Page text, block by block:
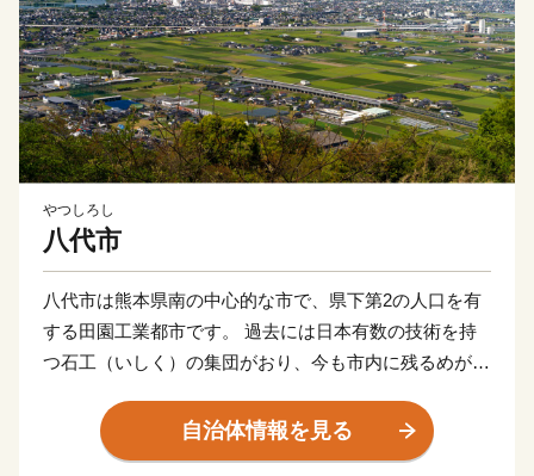
やつしろし
八代市
八代市は熊本県南の中心的な市で、県下第2の人口を有
する田園工業都市です。 過去には日本有数の技術を持
つ石工（いしく）の集団がおり、今も市内に残るめがね
楽しむことができ、このような文化遺産について「八代
を創造（たがや）した石工たちの軌跡～石工の郷（さ
自治体情報を見る